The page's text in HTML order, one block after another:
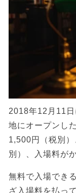
2018年12月11
地にオープンし
1,500円（税別
別）、入場料が
無料で入場でき
ざ入場料を払っ